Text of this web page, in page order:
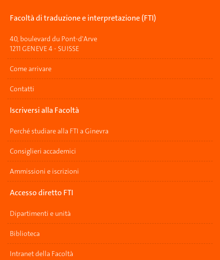
Facoltà di traduzione e interpretazione (FTI)
40, boulevard du Pont-d'Arve
1211 GENEVE 4 - SUISSE
Come arrivare
Contatti
Iscriversi alla Facoltà
Perché studiare alla FTI a Ginevra
Consiglieri accademici
Ammissioni e iscrizioni
Accesso diretto FTI
Dipartimenti e unità
Biblioteca
Intranet della Facoltà